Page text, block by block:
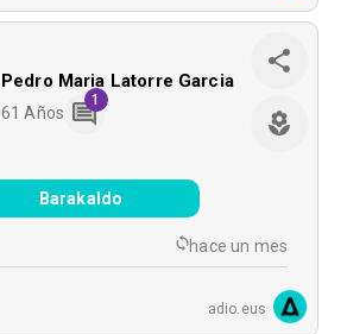
Pedro Maria Latorre Garcia
61 Años
1
Barakaldo
hace un mes
adio.eus